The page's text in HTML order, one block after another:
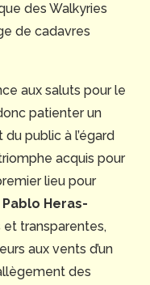
des Walkyries
de cadavres
aux saluts pour le
patienter un
public à l’égard
acquis pour
lieu pour
Pablo Heras-
et transparentes,
aux vents d’un
des